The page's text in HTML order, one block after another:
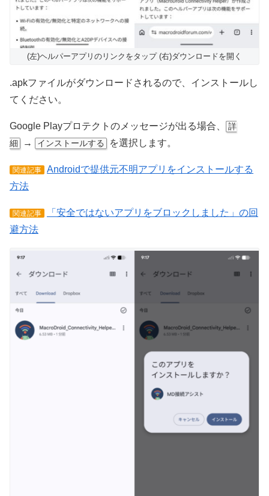
(左)ヘルパーアプリのリンクをタップ (右)ダウンロードを開く
.apkファイルがダウンロードされるので、インストールし
てください。
Google Playプロテクトのメッセージが出る場合、
詳
細
→ インストールする を選択します。
関連記事
Androidで提供元不明アプリをインストールする
方法
関連記事
「安全ではないアプリをブロックしました」の回
避方法